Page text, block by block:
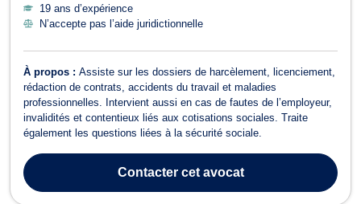
19 ans d’expérience
N’accepte pas l’aide juridictionnelle
À propos : Assiste sur les dossiers de harcèlement, licenciement,
rédaction de contrats, accidents du travail et maladies
professionnelles. Intervient aussi en cas de fautes de l’employeur,
invalidités et contentieux liés aux cotisations sociales. Traite
également les questions liées à la sécurité sociale.
Contactercet avocat